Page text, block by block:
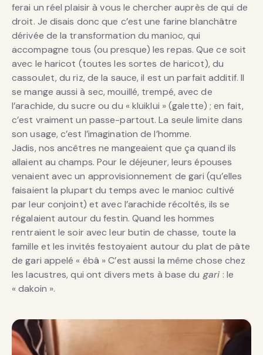
ferai un réel plaisir à vous le chercher auprès de qui de
droit. Je disais donc que c’est une farine blanchâtre
dérivée de la transformation du manioc, qui
accompagne tous (ou presque) les repas. Que ce soit
avec le haricot (toutes les sortes de haricot), du
cassoulet, du riz, de la sauce, il est un parfait additif. Il
se mange aussi à sec, mouillé, trempé, avec de
l’arachide, du sucre ou du « kluiklui » (galette) ; en fait,
c’est vraiment un passe-partout. La seule limite dans
son usage, c’est l’imagination de l’homme.
Jadis, nos ancêtres ne mangeaient que ça quand ils
allaient au champs. Pour le déjeuner, leurs épouses
venaient avec un approvisionnement de gari (qu’elles
faisaient la plupart du temps avec le manioc cultivé
par leur conjoint) et avec l’arachide récoltés, ils se
régalaient autour du festin. Quand les hommes
rentraient le soir avec leur butin de chasse, toute la
famille et les invités festoyaient autour du plat de pâte
de gari appelé « êbâ » C’est aussi la même chose chez
les lacustres, qui ont divers mets à base du gari : le
« dakoin ».